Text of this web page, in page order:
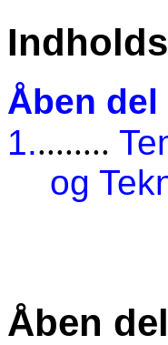
Åben del
1.........
og
Åben del